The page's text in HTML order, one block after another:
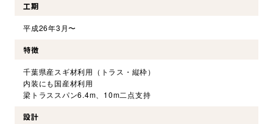
工期
平成26年3月〜
特徴
千葉県産スギ材利用（トラス・縦枠）
内装にも国産材利用
梁トラススパン6.4m、10m二点支持
設計